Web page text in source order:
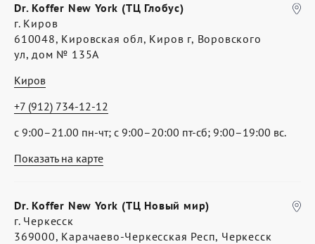
Показать на карте
Dr. Koffer New York (ТЦ Глобус)
г. Киров
610048, Кировская обл, Киров г, Воровского
ул, дом № 135А
Киров
с 9:00–21.00 пн-чт; с 9:00–20:00 пт-сб; 9:00–19:00 вс.
+7 (912) 734-12-12
Dr. Koffer New York (ТЦ Новый мир)
г. Черкесск
369000, Карачаево-Черкесская Респ, Черкесск